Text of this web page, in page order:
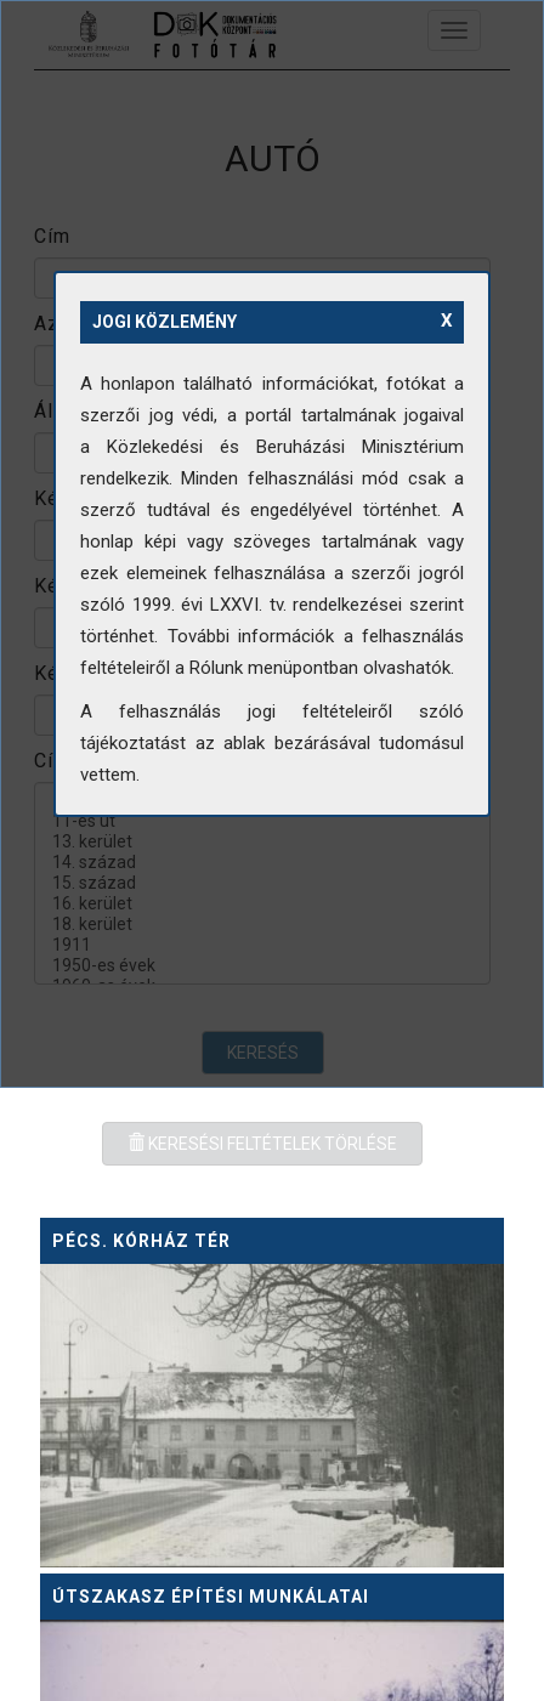
Ugrás a tartalomra
Toggle
navigation
AUTÓ
Cím
Azonosító
Állomány
Készítő
Készítés helye
Készítés évtizede
Címke
KERESÉS
KERESÉSI FELTÉTELEK TÖRLÉSE
PÉCS. KÓRHÁZ TÉR
ÚTSZAKASZ ÉPÍTÉSI MUNKÁLATAI
X
JOGI KÖZLEMÉNY
A honlapon található információkat, fotókat a
szerzői jog védi, a portál tartalmának jogaival
a Közlekedési és Beruházási Minisztérium
rendelkezik. Minden felhasználási mód csak a
szerző tudtával és engedélyével történhet. A
honlap képi vagy szöveges tartalmának vagy
ezek elemeinek felhasználása a szerzői jogról
szóló 1999. évi LXXVI. tv. rendelkezései szerint
történhet. További információk a felhasználás
feltételeiről a Rólunk menüpontban olvashatók.
A felhasználás jogi feltételeiről szóló
tájékoztatást az ablak bezárásával tudomásul
vettem.